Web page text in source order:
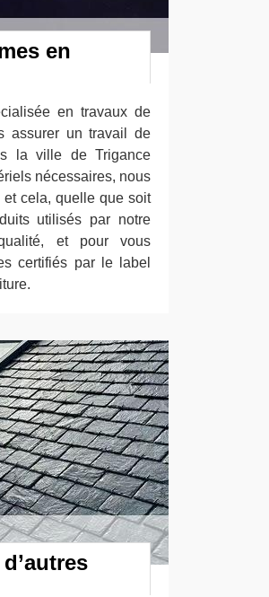
en
en travaux de
assurer un travail de
la ville de Trigance
nécessaires, nous
cela, quelle que soit
utilisés par notre
et pour vous
certifiés par le label